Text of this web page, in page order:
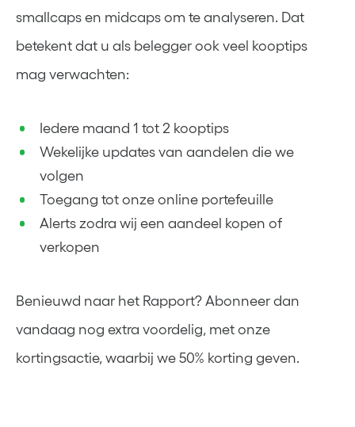
smallcaps en midcaps om te analyseren. Dat
betekent dat u als belegger ook veel kooptips
mag verwachten:
Iedere maand 1 tot 2 kooptips
Wekelijke updates van aandelen die we
volgen
Toegang tot onze online portefeuille
Alerts zodra wij een aandeel kopen of
verkopen
Benieuwd naar het Rapport? Abonneer dan
vandaag nog extra voordelig, met onze
kortingsactie, waarbij we 50% korting geven.